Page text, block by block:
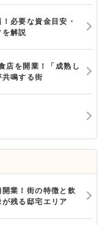
必要な資金目安・
解説
店を開業！「成熟し
鳴する街
業！街の特徴と飲
残る邸宅エリア